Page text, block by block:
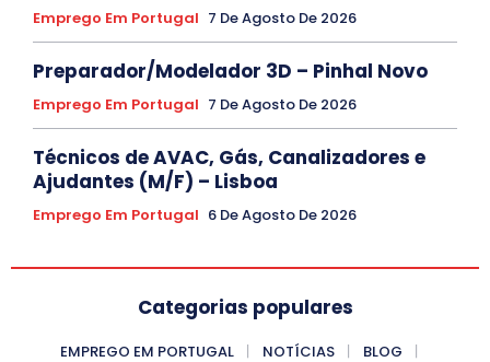
Emprego Em Portugal 7 De Agosto De 2026
Preparador/Modelador 3D – Pinhal Novo
Emprego Em Portugal 7 De Agosto De 2026
Técnicos de AVAC, Gás, Canalizadores e
Ajudantes (M/F) – Lisboa
Emprego Em Portugal 6 De Agosto De 2026
Categorias populares
EMPREGO EM PORTUGAL NOTÍCIAS
BLOG